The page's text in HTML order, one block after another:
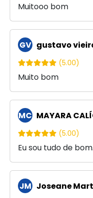
Muitooo bom
GV gustavo
(5.00)
Muito bom
MC MAYARA
(5.00)
Eu sou tudo de bom.
JM Joseane